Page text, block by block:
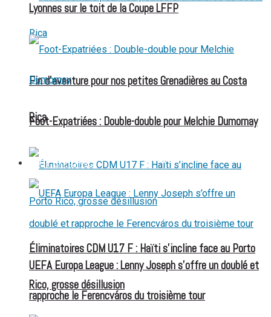
Fin d’aventure pour nos petites Grenadières au Costa
Rica
Éliminatoires CDM U17 F : Haïti s’incline face au Porto
Rico, grosse désillusion
Lyonnes sur le toit de la Coupe LFFP
Foot-Expatriées : Double-double pour Melchie Dumornay
FOOT EXPATRIÉS
UEFA Europa League : Lenny Joseph s’offre un doublé et
rapproche le Ferencváros du troisième tour